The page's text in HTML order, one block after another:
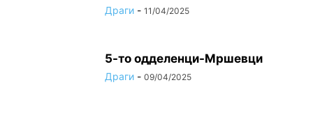
Драги - 11/04/2025
5-то одделенци-Мршевци
Драги - 09/04/2025